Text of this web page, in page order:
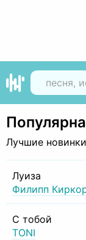
Лучшие
Луиза
Филипп
С тобой
TONI